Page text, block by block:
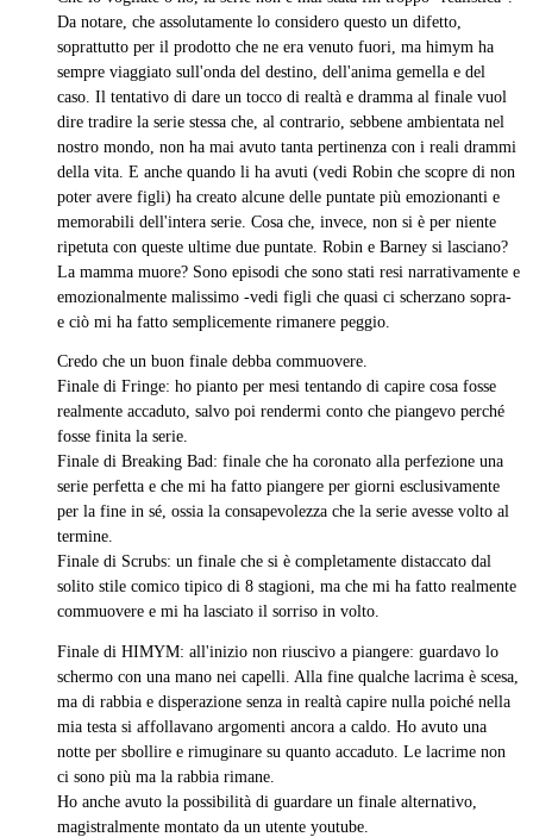
Da notare, che assolutamente lo considero questo un difetto,
soprattutto per il prodotto che ne era venuto fuori, ma himym ha
sempre viaggiato sull'onda del destino, dell'anima gemella e del
caso. Il tentativo di dare un tocco di realtà e dramma al finale vuol
dire tradire la serie stessa che, al contrario, sebbene ambientata nel
nostro mondo, non ha mai avuto tanta pertinenza con i reali drammi
della vita. E anche quando li ha avuti (vedi Robin che scopre di non
poter avere figli) ha creato alcune delle puntate più emozionanti e
memorabili dell'intera serie. Cosa che, invece, non si è per niente
ripetuta con queste ultime due puntate. Robin e Barney si lasciano?
La mamma muore? Sono episodi che sono stati resi narrativamente e
emozionalmente malissimo -vedi figli che quasi ci scherzano sopra-
e ciò mi ha fatto semplicemente rimanere peggio.
Credo che un buon finale debba commuovere.
Finale di Fringe: ho pianto per mesi tentando di capire cosa fosse
realmente accaduto, salvo poi rendermi conto che piangevo perché
fosse finita la serie.
Finale di Breaking Bad: finale che ha coronato alla perfezione una
serie perfetta e che mi ha fatto piangere per giorni esclusivamente
per la fine in sé, ossia la consapevolezza che la serie avesse volto al
termine.
Finale di Scrubs: un finale che si è completamente distaccato dal
solito stile comico tipico di 8 stagioni, ma che mi ha fatto realmente
commuovere e mi ha lasciato il sorriso in volto.
Finale di HIMYM: all'inizio non riuscivo a piangere: guardavo lo
schermo con una mano nei capelli. Alla fine qualche lacrima è scesa,
ma di rabbia e disperazione senza in realtà capire nulla poiché nella
mia testa si affollavano argomenti ancora a caldo. Ho avuto una
notte per sbollire e rimuginare su quanto accaduto. Le lacrime non
ci sono più ma la rabbia rimane.
Ho anche avuto la possibilità di guardare un finale alternativo,
magistralmente montato da un utente youtube.